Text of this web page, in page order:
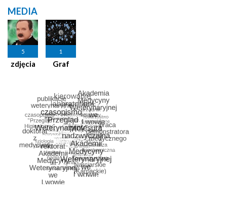
MEDIA
5
zdjęcia
1
Graf